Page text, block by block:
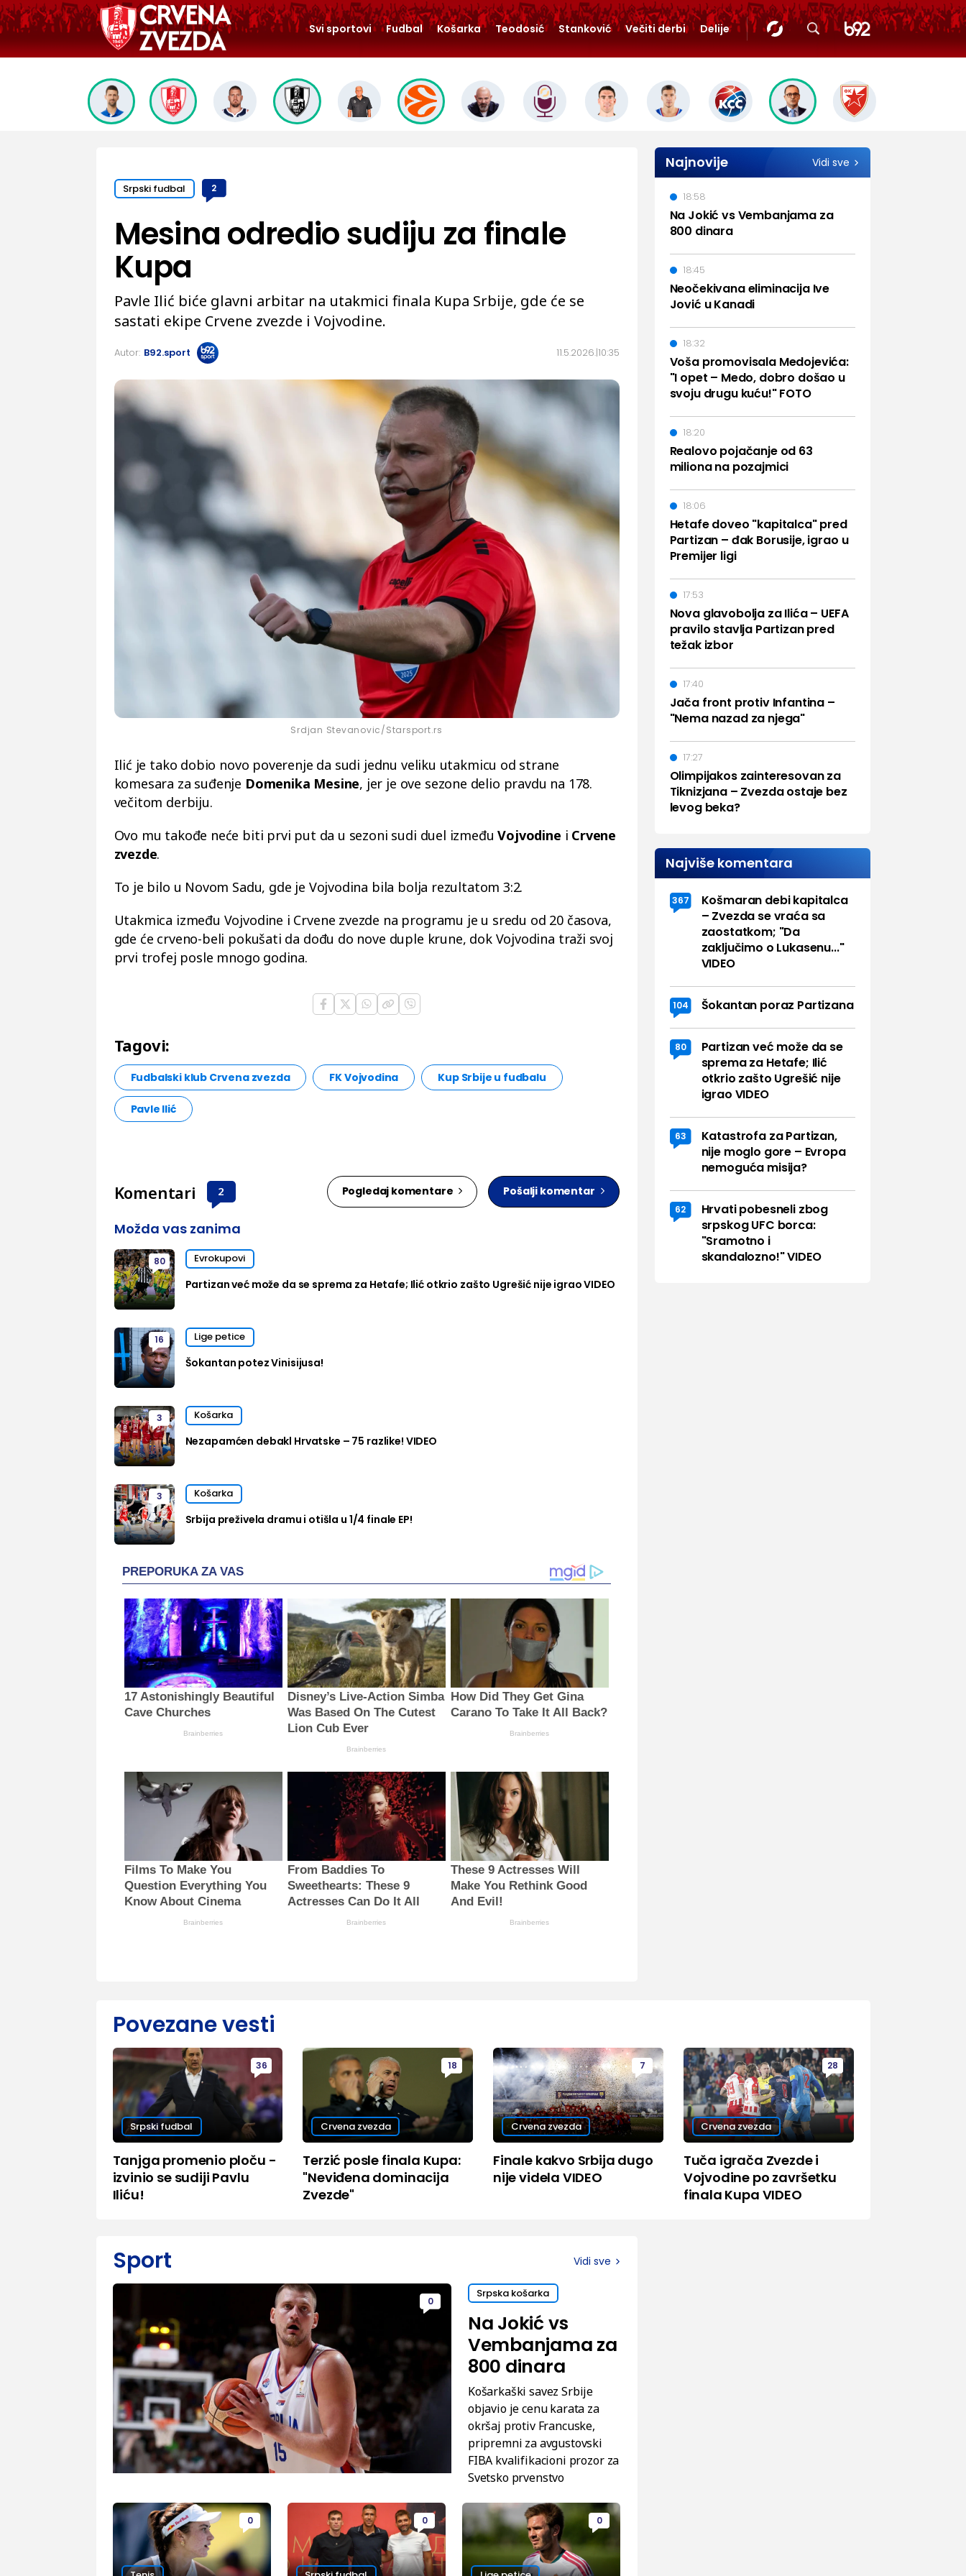
Svi sportovi Fudbal Košarka Teodosić Stanković Večiti derbi Delije
Srpski fudbal 2
11.5.2026. 10:35
Mesina odredio sudiju za finale
Kupa
Pavle Ilić biće glavni arbitar na utakmici finala Kupa Srbije, gde će se
sastati ekipe Crvene zvezde i Vojvodine.
Autor: B92.sport
Srdjan Stevanovic/Starsport.rs
Ilić je tako dobio novo poverenje da sudi jednu veliku utakmicu od strane
komesara za suđenje Domenika Mesine, jer je ove sezone delio pravdu na 178.
večitom derbiju.
Ovo mu takođe neće biti prvi put da u sezoni sudi duel izmeđuVojvodine i Crvene
zvezde.
To je bilo u Novom Sadu, gde je Vojvodina bila bolja rezultatom 3:2.
Utakmica između Vojvodine i Crvene zvezde na programu je u sredu od 20 časova,
gde će crveno-beli pokušati da dođu do nove duple krune, dok Vojvodina traži svoj
prvi trofej posle mnogo godina.
Tagovi:
Fudbalski klub Crvena zvezda FK Vojvodina Kup Srbije u fudbalu
Pavle Ilić
Komentari 2 Pogledaj komentare Pošalji komentar
Možda vas zanima
80 Evrokupovi
Partizan već može da se sprema za Hetafe; Ilić otkrio zašto Ugrešić nije igrao VIDEO
16 Lige petice
Šokantan potez Vinisijusa!
3 Košarka
Nezapamćen debakl Hrvatske – 75 razlike! VIDEO
3 Košarka
Srbija preživela dramu i otišla u 1/4 finale EP!
PREPORUKA ZA VAS
17 Astonishingly Beautiful
Cave Churches
Brainberries
Disney’s Live-Action Simba
Was Based On The Cutest
Lion Cub Ever
Brainberries
How Did They Get Gina
Carano To Take It All Back?
Brainberries
Films To Make You
Question Everything You
Know About Cinema
Brainberries
From Baddies To
Sweethearts: These 9
Actresses Can Do It All
Brainberries
These 9 Actresses Will
Make You Rethink Good
And Evil!
Brainberries
Najnovije Vidi sve
Na Jokić vs Vembanjama za
800 dinara
18:58
Neočekivana eliminacija Ive
Jović u Kanadi
18:45
Voša promovisala Medojevića:
"I opet – Medo, dobro došao u
svoju drugu kuću!" FOTO
18:32
Realovo pojačanje od 63
miliona na pozajmici
18:20
Hetafe doveo "kapitalca" pred
Partizan – đak Borusije, igrao u
Premijer ligi
18:06
Nova glavobolja za Ilića – UEFA
pravilo stavlja Partizan pred
težak izbor
17:53
Jača front protiv Infantina –
"Nema nazad za njega"
17:40
Olimpijakos zainteresovan za
Tiknizjana – Zvezda ostaje bez
levog beka?
17:27
Najviše komentara
367
Košmaran debi kapitalca
– Zvezda se vraća sa
zaostatkom; "Da
zaključimo o Lukasenu..."
VIDEO
104 Šokantan poraz Partizana
80
Partizan već može da se
sprema za Hetafe; Ilić
otkrio zašto Ugrešić nije
igrao VIDEO
63
Katastrofa za Partizan,
nije moglo gore – Evropa
nemoguća misija?
62
Hrvati pobesneli zbog
srpskog UFC borca:
"Sramotno i
skandalozno!" VIDEO
Povezane vesti
36
Srpski fudbal
Tanjga promenio ploču -
izvinio se sudiji Pavlu
Iliću!
18
Crvena zvezda
Terzić posle finala Kupa:
"Neviđena dominacija
Zvezde"
7
Crvena zvezda
Finale kakvo Srbija dugo
nije videla VIDEO
28
Crvena zvezda
Tuča igrača Zvezde i
Vojvodine po završetku
finala Kupa VIDEO
Sport Vidi sve
0
Srpska košarka
Na Jokić vs
Vembanjama za
800 dinara
Košarkaški savez Srbije
objavio je cenu karata za
okršaj protiv Francuske,
pripremni za avgustovski
FIBA kvalifikacioni prozor za
Svetsko prvenstvo
0 0 0